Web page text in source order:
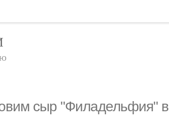
сыр "Филадельфия" в